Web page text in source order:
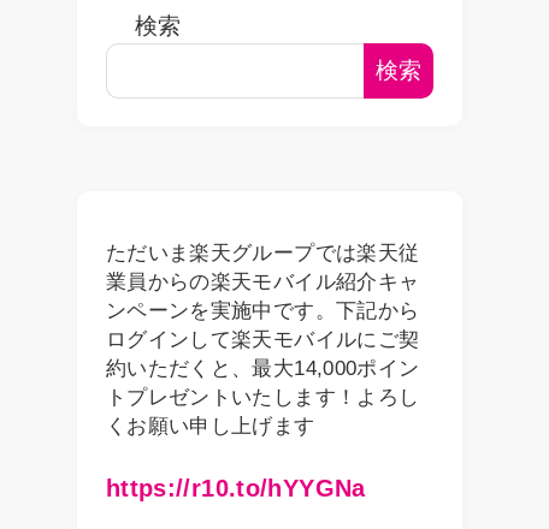
検索
検索
ただいま楽天グループでは楽天従
業員からの楽天モバイル紹介キャ
ンペーンを実施中です。下記から
ログインして楽天モバイルにご契
約いただくと、最大14,000ポイン
トプレゼントいたします！よろし
くお願い申し上げます
https://r10.to/hYYGNa